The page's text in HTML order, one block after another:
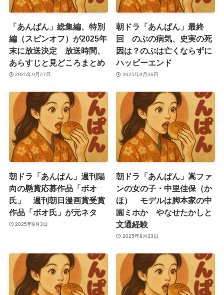
「あんぱん」総集編、特別
編（スピンオフ）が2025年
末に放送決定 放送時間、
あらすじと見どころまとめ
2025年9月27日
朝ドラ「あんぱん」最終
回 のぶの病気、史実の死
因は？のぶは亡くならずに
ハッピーエンド
2025年9月26日
朝ドラ「あんぱん」週刊陽
向の懸賞応募作品「ボオ
氏」 週刊朝日漫画賞受賞
作品「ボオ氏」が元ネタ
2025年9月3日
朝ドラ「あんぱん」嵩ファ
ンの女の子・中里佳保（か
ほ） モデルは脚本家の中
園ミホか やなせたかしと
文通経験
2025年8月23日